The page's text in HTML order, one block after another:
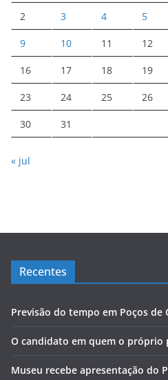
2 3 4 5
9 10 11 12
16 17 18 19
23 24 25 26
30 31
« jul
Recentes
Previsão do tempo em Poços de
O candidato em quem o
Museu recebe apresentação do